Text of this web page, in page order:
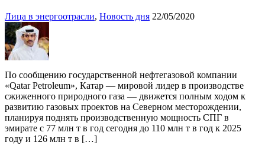
Лица в энергоотрасли, Новость дня 22/05/2020
По сообщению государственной нефтегазовой компании
«Qatar Petroleum», Катар — мировой лидер в производстве
сжиженного природного газа — движется полным ходом к
развитию газовых проектов на Северном месторождении,
планируя поднять производственную мощность СПГ в
эмирате с 77 млн т в год сегодня до 110 млн т в год к 2025
году и 126 млн т в […]